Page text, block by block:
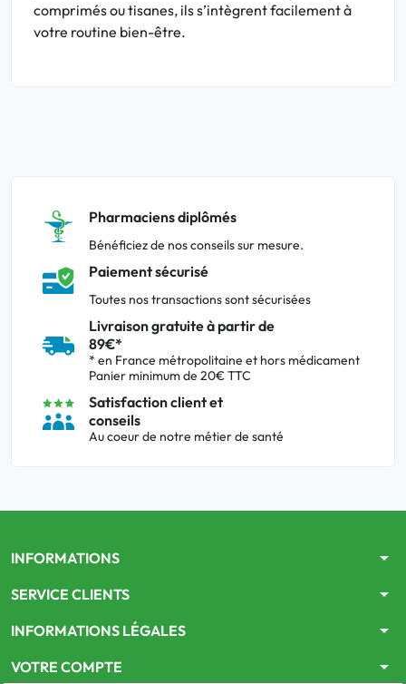
comprimés ou tisanes, ils s’intègrent facilement à
votre routine bien-être.
Pharmaciens diplômés
Bénéficiez de nos conseils sur mesure.
Paiement sécurisé
Toutes nos transactions sont sécurisées
Livraison gratuite à partir de
89€*
* en France métropolitaine et hors médicament
Panier minimum de 20€ TTC
Satisfaction client et
conseils
Au coeur de notre métier de santé
INFORMATIONS arrow_drop_down
SERVICE CLIENTS arrow_drop_down
INFORMATIONS LÉGALES arrow_drop_down
VOTRE COMPTE arrow_drop_down